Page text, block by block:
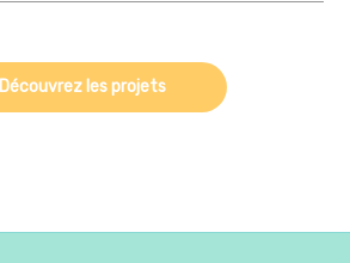
Découvrez les projets